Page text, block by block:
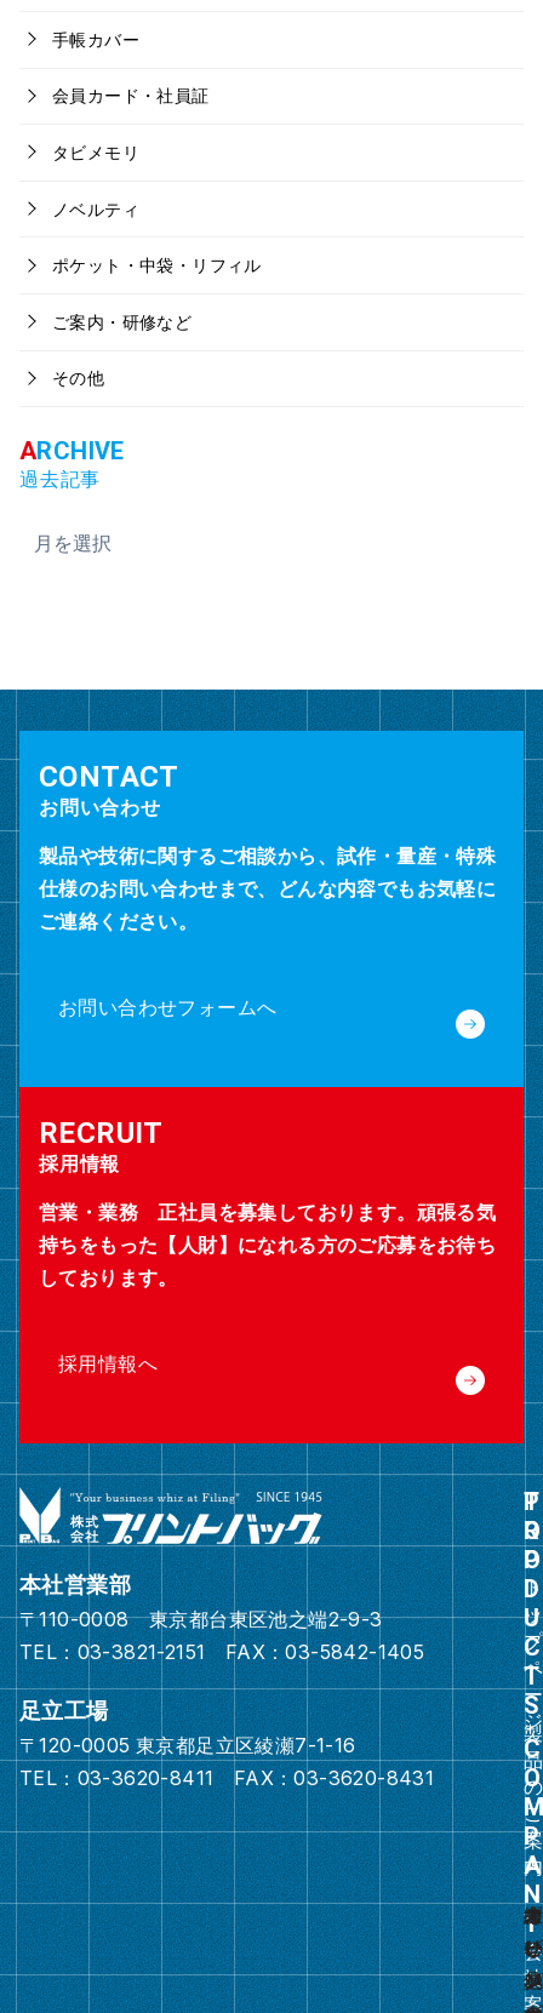
手帳カバー
会員カード・社員証
タビメモリ
ノベルティ
ポケット・中袋・リフィル
ご案内・研修など
その他
過去記事
ー
お問い合わせ
製品や技術に関するご相談から、試作・量産・特殊
仕様のお問い合わせまで、どんな内容でもお気軽に
ご連絡ください。
お問い合わせフォームへ
採用情報
営業・業務 正社員を募集しております。頑張る気
持ちをもった【人財】になれる方のご応募をお待ち
しております。
採用情報へ
本社営業部
〒110-0008 東京都台東区池之端2-9-3
TEL：03-3821-2151 FAX：03-5842-1405
足立工場
〒120-0005 東京都足立区綾瀬7-1-16
TEL：03-3620-8411 FAX：03-3620-8431
ト
ッ
プ
ペ
ー
ジ
グ
ル
ー
プ
リ
ン
ク
会
社
案
グ
ル
ー
プ
リ
ン
ク
製
品
の
ご
案
内
オ
リ
ジ
白
い
フ
ス
ー
パ
カ
レ
ン
オ
リ
ジ
タ
ビ
メ
そ
の
他
綴
じ
具